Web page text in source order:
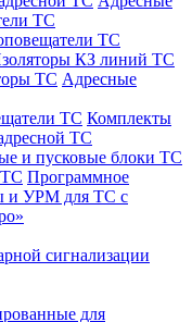
ТС
ТС
КЗ линий ТС
ТС Адресные
ТС Комплекты
ТС
и пусковые блоки ТС
ТС Программное
и УРМ для ТС с
сигнализации
для